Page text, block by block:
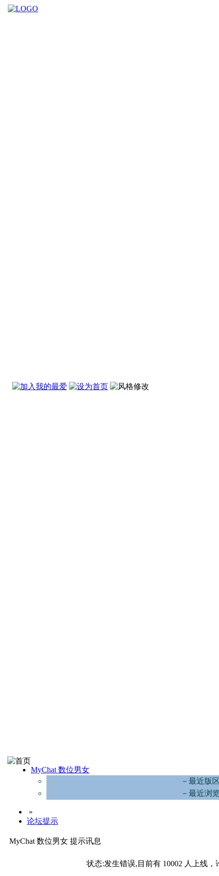
MyChat 数位男女
－最近版
－最近浏
»
论坛提示
MyChat 数位男女 提示讯息
状态:发生错误,目前有 10002 人上线